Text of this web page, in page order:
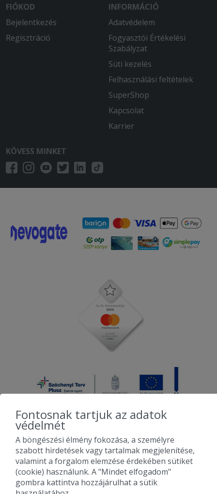
FIÓKOD
Bejelentkezés
Regisztráció
INFORMÁCIÓ
Adatvédelem
Fogyasztói Értékelési
Szabályzat
Süti kezelés
Felhasználási feltételek
SuperShop
Kapcsolat
Karrier
KÖVESS MINKET
2010-2026 Copyright - Falatozz.hu - Diston-line Kft.
Pizza, gyros, hamburger, menük kedvező áron, egy helyen az összes
étterem ajánlata.
Fontosnak tartjuk az adatok
védelmét
A böngészési élmény fokozása, a személyre
szabott hirdetések vagy tartalmak megjelenítése,
valamint a forgalom elemzése érdekében sütiket
(cookie) használunk. A "Mindet elfogadom"
gombra kattintva hozzájárulhat a sütik